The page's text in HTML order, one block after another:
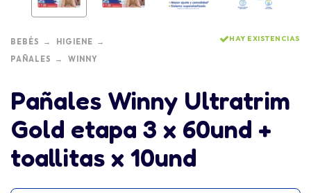
BEBÉS
HIGIENE
PAÑALES
WINNY
HAY EXISTENCIAS
Pañales Winny Ultratrim
Gold etapa 3 x 60und +
toallitas x 10und